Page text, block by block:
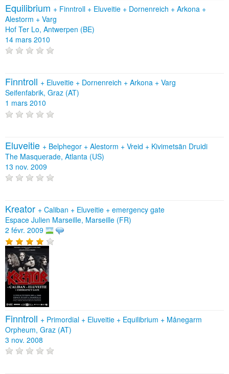
Equilibrium + Finntroll + Eluveitie + Dornenreich + Arkona +
Alestorm + Varg
Hof Ter Lo, Antwerpen (BE)
14 mars 2010
Finntroll + Eluveitie + Dornenreich + Arkona + Varg
Seifenfabrik, Graz (AT)
1 mars 2010
Eluveitie + Belphegor + Alestorm + Vreid + Kivimetsän Druidi
The Masquerade, Atlanta (US)
13 nov. 2009
Kreator + Caliban + Eluveitie + emergency gate
Espace Julien Marseille, Marseille (FR)
2 févr. 2009
Finntroll + Primordial + Eluveitie + Equilibrium + Månegarm
Orpheum, Graz (AT)
3 nov. 2008